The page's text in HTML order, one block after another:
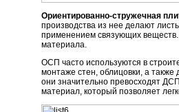
Ориентированно-стружечная
производства из нее делают
применением связующих
материала.
ОСП часто используются в
монтаже стен, облицовки, а также
они значительно превосходят
материал, который позволяет